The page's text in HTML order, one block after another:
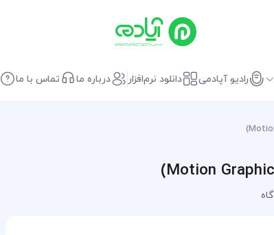
رادیو آپادمی دانلود نرم‌افزار درباره ما تماس با ما